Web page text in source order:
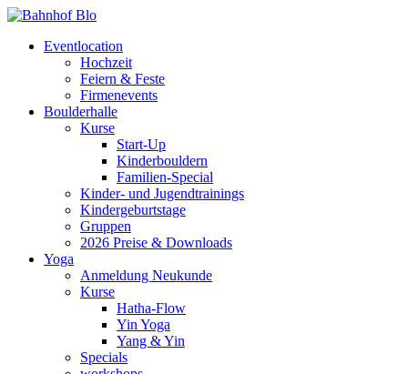
Eventlocation
Hochzeit
Feiern & Feste
Firmenevents
Boulderhalle
Kurse
Start-Up
Kinderbouldern
Familien-Special
Kinder- und Jugendtrainings
Kindergeburtstage
Gruppen
2026 Preise & Downloads
Yoga
Anmeldung Neukunde
Kurse
Hatha-Flow
Yin Yoga
Yang & Yin
Specials